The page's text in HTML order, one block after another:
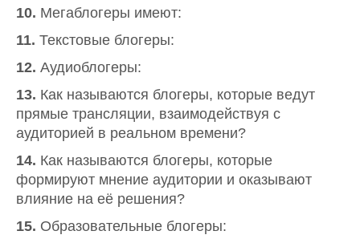
10. Мегаблогеры имеют:
11. Текстовые блогеры:
12. Аудиоблогеры:
13. Как называются блогеры, которые ведут
прямые трансляции, взаимодействуя с
аудиторией в реальном времени?
14. Как называются блогеры, которые
формируют мнение аудитории и оказывают
влияние на её решения?
15. Образовательные блогеры: